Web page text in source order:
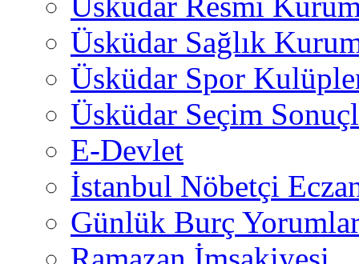
Üsküdar Sağlık
Üsküdar Spor
Üsküdar Seçim
E-Devlet
İstanbul Nöbetçi
Günlük Burç